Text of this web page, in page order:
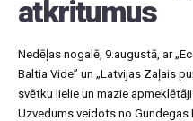
atkritumus
Nedēļas nogalē, 9.augustā, ar
Baltia Vide” un „Latvijas Zaļais
svētku lielie un mazie
Uzvedums veidots no Gundegas